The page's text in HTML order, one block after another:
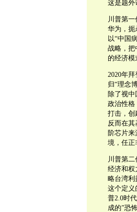
这是题外
川普第
华为，扼
以“中国
战略，把
的经济模
2020年
归“理念
除了视
政治性格
打击，创
反而在其
阶芯片
境，任正
川普第
经济和权
略台湾利
这个定义
普2.0时
成的”恐